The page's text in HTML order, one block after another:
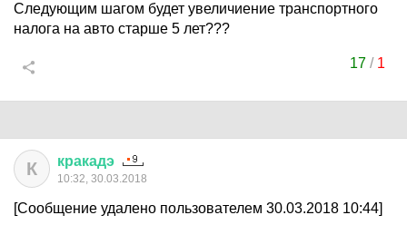
Следующим шагом будет увеличиение транспортного
налога на авто старше 5 лет???
17 / 1
К кракадэ
10:32, 30.03.2018
[Сообщение удалено пользователем 30.03.2018 10:44]